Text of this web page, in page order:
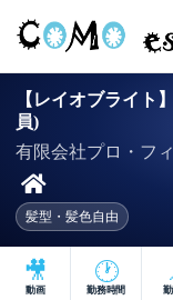
【レイオブライト
員)
有限会社プロ・フ
髪型・髪色自由
🎥
動画
🕐
勤務時間